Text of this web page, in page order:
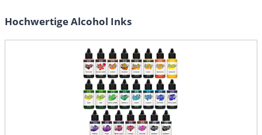
Hochwertige Alcohol Inks